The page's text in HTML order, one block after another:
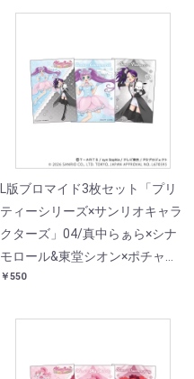
L版ブロマイド3枚セット「プリ
ティーシリーズ×サンリオキャラ
クターズ」04/真中らぁら×シナ
モロール&東堂シオン×ポチャッ
コ(コラボイラスト)
￥550